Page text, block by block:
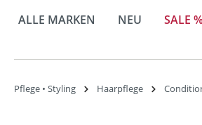
ALLE MARKEN NEU SALE
Pflege • Styling Haarpflege